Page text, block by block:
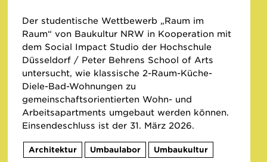
Der studentische Wettbewerb „Raum im
Raum“ von Baukultur NRW in Kooperation mit
dem Social Impact Studio der Hochschule
Düsseldorf / Peter Behrens School of Arts
untersucht, wie klassische 2-Raum-Küche-
Diele-Bad-Wohnungen zu
gemeinschaftsorientierten Wohn- und
Arbeitsapartments umgebaut werden können.
Einsendeschluss ist der 31. März 2026.
Architektur Umbaulabor Umbaukultur